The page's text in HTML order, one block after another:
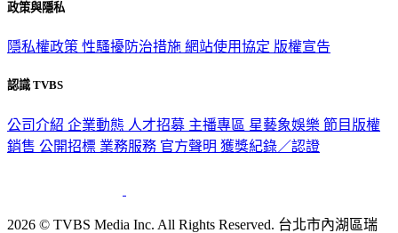
政策與隱私
隱私權政策 性騷擾防治措施 網站使用協定 版權宣告
認識 TVBS
公司介紹 企業動態 人才招募 主播專區 星藝象娛樂 節目版權
銷售 公開招標 業務服務 官方聲明 獲獎紀錄／認證
2026 © TVBS Media Inc. All Rights Reserved. 台北市內湖區瑞